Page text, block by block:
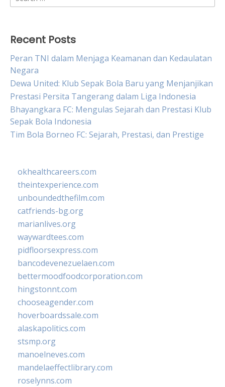
for:
Recent Posts
Peran TNI dalam Menjaga Keamanan dan Kedaulatan
Negara
Dewa United: Klub Sepak Bola Baru yang Menjanjikan
Prestasi Persita Tangerang dalam Liga Indonesia
Bhayangkara FC: Mengulas Sejarah dan Prestasi Klub
Sepak Bola Indonesia
Tim Bola Borneo FC: Sejarah, Prestasi, dan Prestige
okhealthcareers.com
theintexperience.com
unboundedthefilm.com
catfriends-bg.org
marianlives.org
waywardtees.com
pidfloorsexpress.com
bancodevenezuelaen.com
bettermoodfoodcorporation.com
hingstonnt.com
chooseagender.com
hoverboardssale.com
alaskapolitics.com
stsmp.org
manoelneves.com
mandelaeffectlibrary.com
roselynns.com